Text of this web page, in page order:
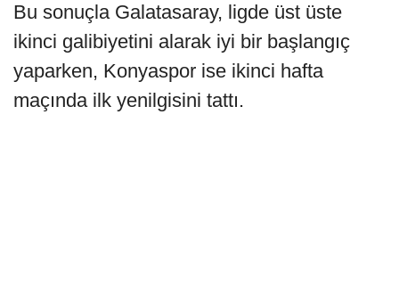
Bu sonuçla Galatasaray, ligde üst üste
ikinci galibiyetini alarak iyi bir başlangıç
yaparken, Konyaspor ise ikinci hafta
maçında ilk yenilgisini tattı.